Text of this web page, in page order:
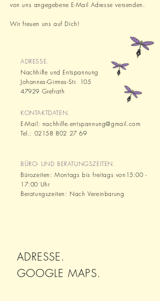
ADRESSE.
Nachhilfe und Entspannung
Johannes-Girmes-Str. 105
47929 Grefrath
KONTAKTDATEN.
E-Mail: nachhilfe.entspannung@gmail.com
Tel.: 02158 802 27 69
BÜRO- UND BERATUNGSZEITEN.
Bürozeiten: Montags bis freitags von15:00 -
17:00 Uhr
Beratungszeiten: Nach Vereinbarung
ADRESSE.
GOOGLE MAPS.
von uns angegebene E-Mail Adresse versenden.
Wir freuen uns auf Dich!